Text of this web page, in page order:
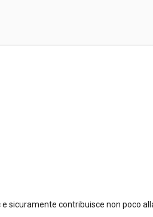
sicuramente contribuisce non poco